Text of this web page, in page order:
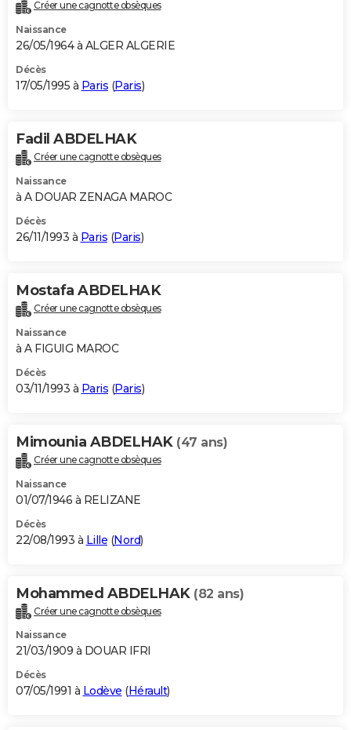
Créer une cagnotte obsèques
Naissance
26/05/1964 à ALGER ALGERIE
Décès
17/05/1995 à Paris (Paris)
Fadil ABDELHAK
Créer une cagnotte obsèques
Naissance
à A DOUAR ZENAGA MAROC
Décès
26/11/1993 à Paris (Paris)
Mostafa ABDELHAK
Créer une cagnotte obsèques
Naissance
à A FIGUIG MAROC
Décès
03/11/1993 à Paris (Paris)
Mimounia ABDELHAK (47 ans)
Créer une cagnotte obsèques
Naissance
01/07/1946 à RELIZANE
Décès
22/08/1993 à Lille (Nord)
Mohammed ABDELHAK (82 ans)
Créer une cagnotte obsèques
Naissance
21/03/1909 à DOUAR IFRI
Décès
07/05/1991 à Lodève (Hérault)